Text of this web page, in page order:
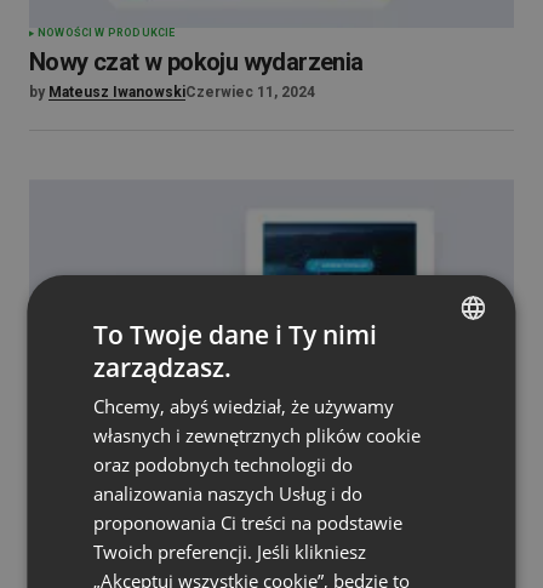
NOWOŚCI W PRODUKCIE
Nowy czat w pokoju wydarzenia
by Mateusz IwanowskiCzerwiec 11, 2024
NOWOŚCI W PRODUKCIE
Jakość obrazu w trybie dzielenia się ekranem
Mateusz IwanowskiCzerwiec 24, 2024
FRENCH
RUSSIAN
SPANISH
To Twoje dane i Ty nimi
zarządzasz.
Chcemy, abyś wiedział, że używamy
własnych i zewnętrznych plików cookie
oraz podobnych technologii do
analizowania naszych Usług i do
proponowania Ci treści na podstawie
Twoich preferencji. Jeśli klikniesz
„Akceptuj wszystkie cookie”, będzie to